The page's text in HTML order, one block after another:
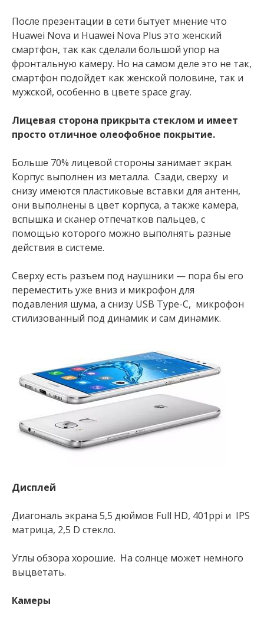
После презентации в сети бытует мнение что
Huawei Nova и Huawei Nova Plus это женский
смартфон, так как сделали большой упор на
фронтальную камеру. Но на самом деле это не так,
смартфон подойдет как женской половине, так и
мужской, особенно в цвете space gray.
Лицевая сторона прикрыта стеклом и имеет
просто отличное олеофобное покрытие.
Больше 70% лицевой стороны занимает экран.
Корпус выполнен из металла. Сзади, сверху и
снизу имеются пластиковые вставки для антенн,
они выполнены в цвет корпуса, а также камера,
вспышка и сканер отпечатков пальцев, с
помощью которого можно выполнять разные
действия в системе.
Сверху есть разъем под наушники — пора бы его
переместить уже вниз и микрофон для
подавления шума, а снизу USB Type-C, микрофон
стилизованный под динамик и сам динамик.
Дисплей
Диагональ экрана 5,5 дюймов Full HD, 401ppi и IPS
матрица, 2,5 D стекло.
Углы обзора хорошие. На солнце может немного
выцветать.
Камеры